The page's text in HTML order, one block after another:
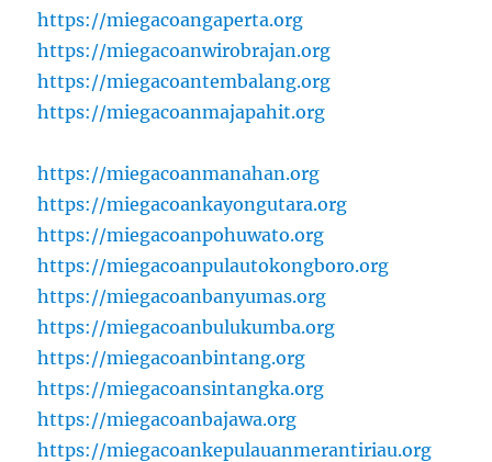
https://miegacoangaperta.org
https://miegacoanwirobrajan.org
https://miegacoantembalang.org
https://miegacoanmajapahit.org
https://miegacoanmanahan.org
https://miegacoankayongutara.org
https://miegacoanpohuwato.org
https://miegacoanpulautokongboro.org
https://miegacoanbanyumas.org
https://miegacoanbulukumba.org
https://miegacoanbintang.org
https://miegacoansintangka.org
https://miegacoanbajawa.org
https://miegacoankepulauanmerantiriau.org